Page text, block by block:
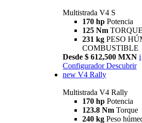
Multistrada V4 S
170 hp Potencia
125 Nm TORQUE
231 kg PESO
COMBUSTIBLE
Desde $ 612,500 MXN i
Configurador Descubrir
new V4 Rally
Multistrada V4 Rally
170 hp Potencia
123.8 Nm Torque
240 kg Peso